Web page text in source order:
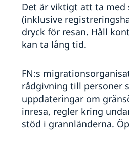
Det är viktigt att ta med
(inklusive
dryck för resan. Håll
kan ta lång tid.
FN:s
rådgivning till personer
uppdateringar om
inresa, regler kring
stöd i grannländerna.